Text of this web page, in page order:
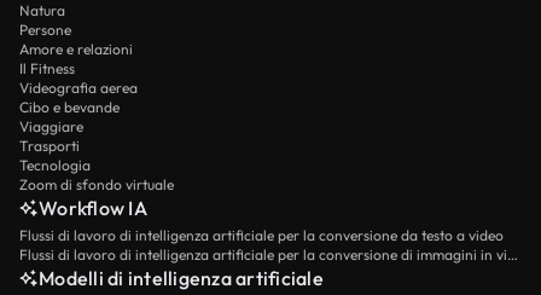
Natura
Persone
Amore e relazioni
Il Fitness
Videografia aerea
Cibo e bevande
Viaggiare
Trasporti
Tecnologia
Zoom di sfondo virtuale
Workflow IA
Flussi di lavoro di intelligenza artificiale per la conversione da testo a video
Flussi di lavoro di intelligenza artificiale per la conversione di immagini in video
Modelli di intelligenza artificiale